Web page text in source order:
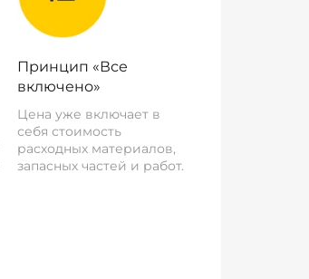
Принцип «Все
включено»
Цена уже включает в
себя стоимость
расходных материалов,
запасных частей и работ.